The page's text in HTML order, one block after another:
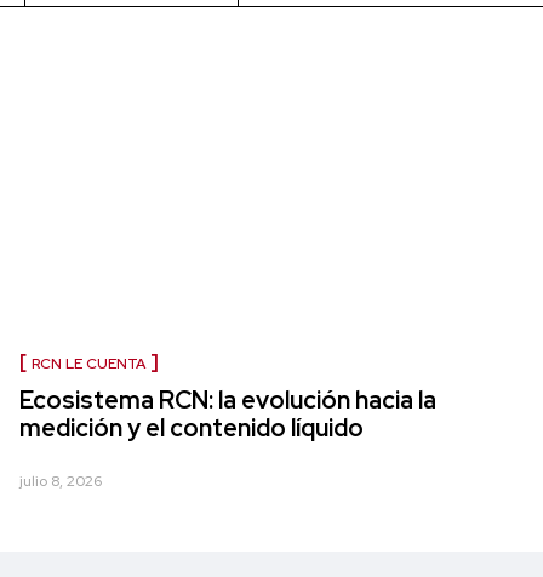
RCN LE CUENTA
Ecosistema RCN: la evolución hacia la
medición y el contenido líquido
julio 8, 2026